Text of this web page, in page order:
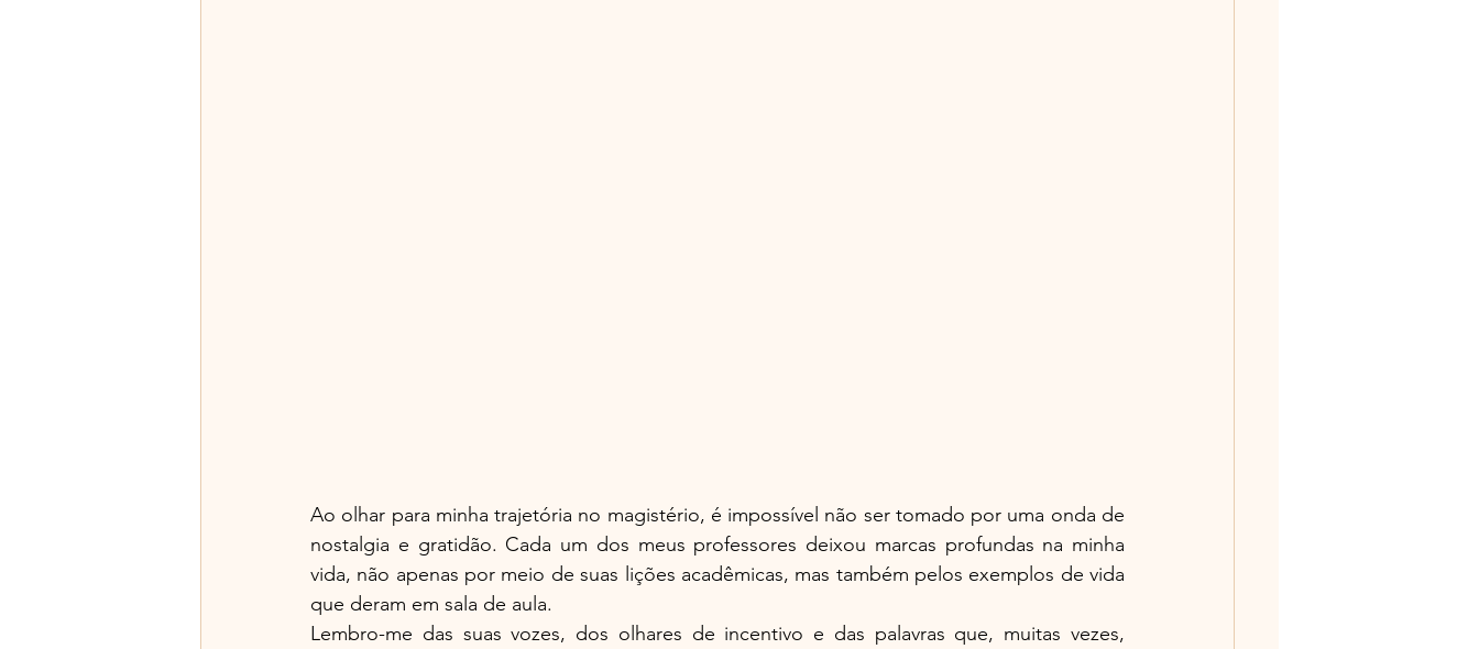
Ao olhar para minha trajetória no magistério, é impossível não ser tomado por uma onda de
nostalgia e gratidão. Cada um dos meus professores deixou marcas profundas na minha
vida, não apenas por meio de suas lições acadêmicas, mas também pelos exemplos de vida
que deram em sala de aula.
Lembro-me das suas vozes, dos olhares de incentivo e das palavras que, muitas vezes,